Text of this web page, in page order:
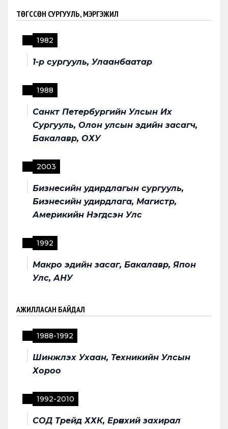
ТӨГССӨН СУРГУУЛЬ, МЭРГЭЖИЛ
1982
1-р сургууль, Улаанбаатар
1988
Санкт Петербургийн Улсын Их
Сургууль, Олон улсын эдийн засагч,
Бакалавр, ОХУ
2003
Бизнесийн удирдлагын сургууль,
Бизнесийн удирдлага, Магистр,
Америкийн Нэгдсэн Улс
1992
Макро эдийн засаг, Бакалавр, Япон
Улс, АНУ
АЖИЛЛАСАН БАЙДАЛ
1988-1992
Шинжлэх Ухаан, Техникийн Улсын
Хороо
1992-2010
СОД Трейд ХХК, Ерөнхий захирал